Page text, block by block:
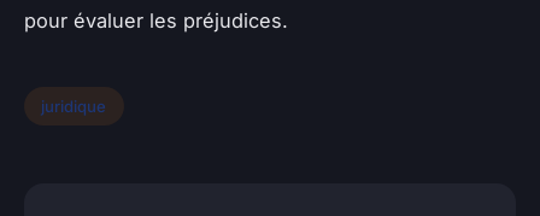
pour évaluer les préjudices.
juridique